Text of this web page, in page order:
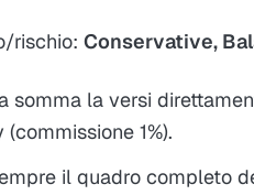
rischio: Conservative,
somma la versi
1%).
il quadro completo